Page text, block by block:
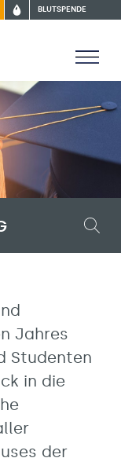
BLUTSPENDE
Jahres
Studenten
in die
der